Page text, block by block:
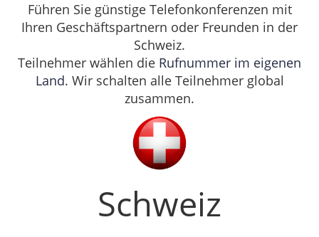
Führen Sie günstige Telefonkonferenzen mit
Ihren Geschäftspartnern oder Freunden in der
Schweiz.
Teilnehmer wählen die Rufnummer im eigenen
Land. Wir schalten alle Teilnehmer global
zusammen.
Schweiz